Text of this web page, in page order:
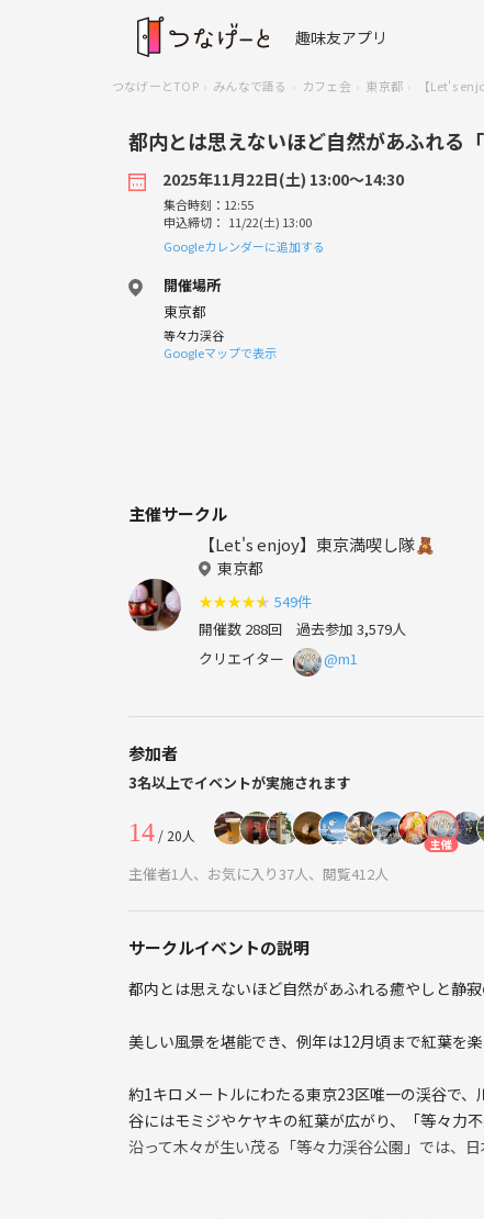
趣味友アプリ
つなげーとTOP みんなで語る カフェ会 東京都 【Let's
都内とは思えないほど自然があふれる
2025年11月22日(土) 13:00〜14:30
集合時刻：12:55
申込締切： 11/22(土) 13:00
Googleカレンダーに追加する
開催場所
東京都
等々力渓谷
Googleマップで表示
主催サークル
【Let's enjoy】東京満喫し隊🧸
東京都
★★★★★ 549件
開催数 288回 過去参加 3,579人
クリエイター
@m1
参加者
3名以上でイベントが実施されます
14 / 20人 主催
主催者1人、お気に入り37人、閲覧412人
サークルイベントの説明
都内とは思えないほど自然があふれる癒やしと静寂
美しい風景を堪能でき、例年は12月頃まで紅葉を楽
約1キロメートルにわたる東京23区唯一の渓谷で
谷にはモミジやケヤキの紅葉が広がり、「等々力
沿って木々が生い茂る「等々力渓谷公園」では、